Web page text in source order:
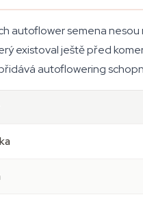
autoflower semena
existoval ještě před
autoflowering